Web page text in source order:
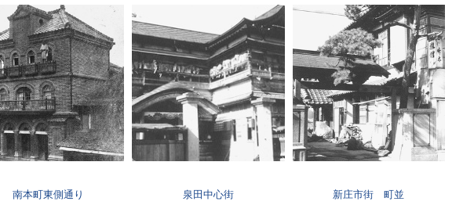
南本町東側通り 泉田中心街 新庄市街 町並